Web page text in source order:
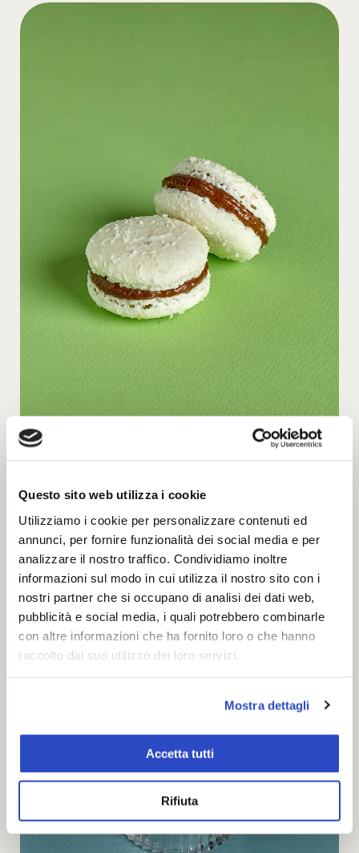
Questo sito web utilizza i cookie
Utilizziamo i cookie per personalizzare contenuti ed
annunci, per fornire funzionalità dei social media e per
analizzare il nostro traffico. Condividiamo inoltre
informazioni sul modo in cui utilizza il nostro sito con i
nostri partner che si occupano di analisi dei dati web,
pubblicità e social media, i quali potrebbero combinarle
con altre informazioni che ha fornito loro o che hanno
raccolto dal suo utilizzo dei loro servizi.
Mostra dettagli
Accetta tutti
Rifiuta